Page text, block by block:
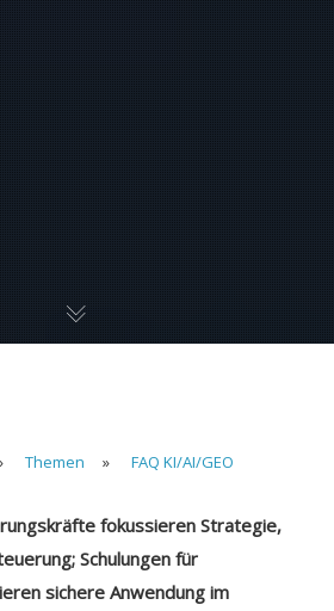
Themen » FAQ KI/AI/GEO
fokussieren Strategie,
Schulungen für
sichere Anwendung im